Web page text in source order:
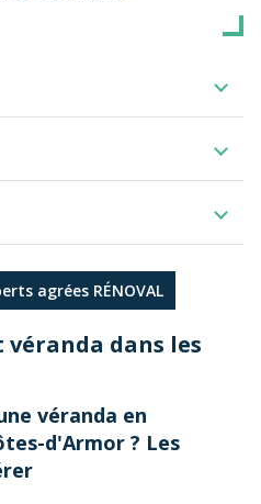
agrées RÉNOVAL
dans les
véranda en
d'Armor ? Les